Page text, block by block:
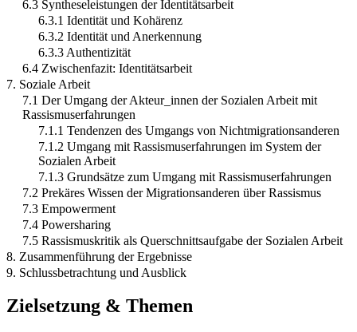
6.3 Syntheseleistungen der Identitätsarbeit
6.3.1 Identität und Kohärenz
6.3.2 Identität und Anerkennung
6.3.3 Authentizität
6.4 Zwischenfazit: Identitätsarbeit
7. Soziale Arbeit
7.1 Der Umgang der Akteur_innen der Sozialen Arbeit mit
Rassismuserfahrungen
7.1.1 Tendenzen des Umgangs von Nichtmigrationsanderen
7.1.2 Umgang mit Rassismuserfahrungen im System der
Sozialen Arbeit
7.1.3 Grundsätze zum Umgang mit Rassismuserfahrungen
7.2 Prekäres Wissen der Migrationsanderen über Rassismus
7.3 Empowerment
7.4 Powersharing
7.5 Rassismuskritik als Querschnittsaufgabe der Sozialen Arbeit
8. Zusammenführung der Ergebnisse
9. Schlussbetrachtung und Ausblick
Zielsetzung & Themen